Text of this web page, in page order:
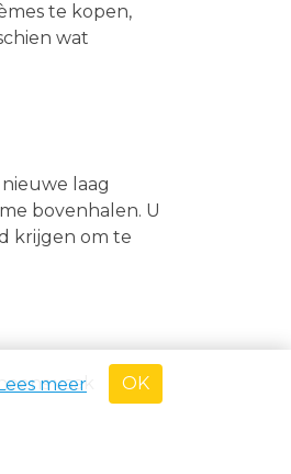
te kopen,
wat
laag
bovenhalen. U
krijgen om te
vaak
OK
meer